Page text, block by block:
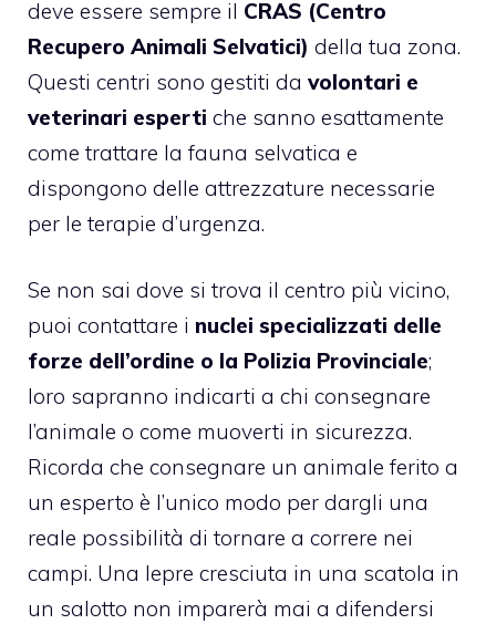
deve essere sempre il CRAS (Centro
Recupero Animali Selvatici) della tua zona.
Questi centri sono gestiti da volontari e
veterinari esperti che sanno esattamente
come trattare la fauna selvatica e
dispongono delle attrezzature necessarie
per le terapie d’urgenza.
Se non sai dove si trova il centro più vicino,
puoi contattare i nuclei specializzati delle
forze dell’ordine o la Polizia Provinciale;
loro sapranno indicarti a chi consegnare
l’animale o come muoverti in sicurezza.
Ricorda che consegnare un animale ferito a
un esperto è l’unico modo per dargli una
reale possibilità di tornare a correre nei
campi. Una lepre cresciuta in una scatola in
un salotto non imparerà mai a difendersi